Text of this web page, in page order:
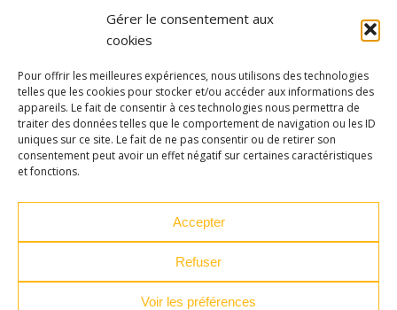
Gérer le consentement aux
cookies
Pour offrir les meilleures expériences, nous utilisons des technologies
telles que les cookies pour stocker et/ou accéder aux informations des
appareils. Le fait de consentir à ces technologies nous permettra de
traiter des données telles que le comportement de navigation ou les ID
uniques sur ce site. Le fait de ne pas consentir ou de retirer son
consentement peut avoir un effet négatif sur certaines caractéristiques
et fonctions.
Accepter
Refuser
Voir les préférences